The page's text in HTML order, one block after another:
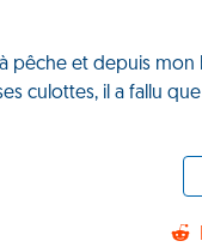
pêche et depuis
culottes, il a fallu